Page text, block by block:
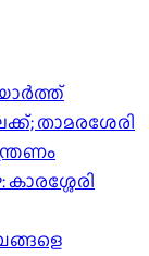
താമരശേരി